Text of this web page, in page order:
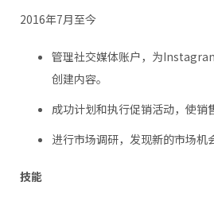
2016年7月至今
管理社交媒体账户，为
创建内容。
成功计划和执行促销活动，使销
进行市场调研，发现新的市场机
技能